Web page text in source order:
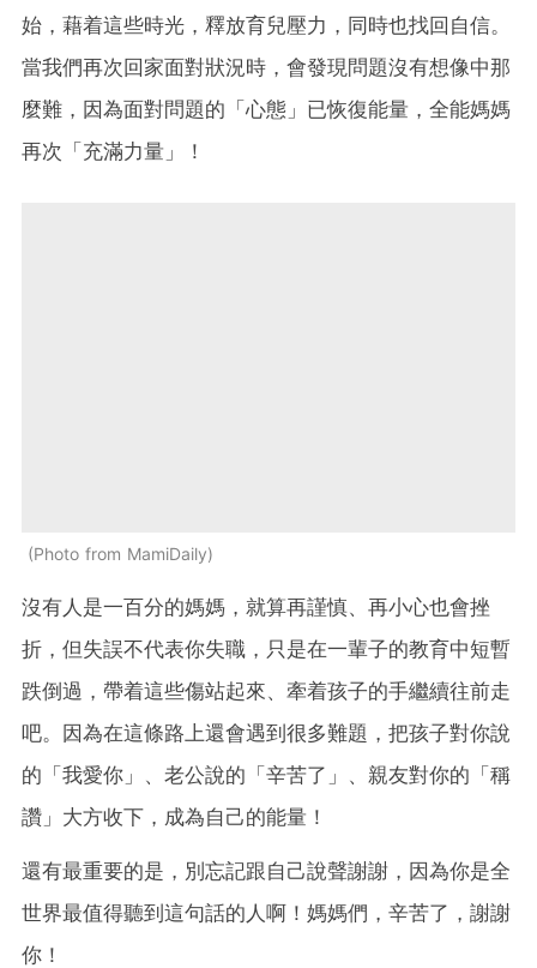
始，藉着這些時光，釋放育兒壓力，同時也找回自信。
當我們再次回家面對狀況時，會發現問題沒有想像中那
麼難，因為面對問題的「心態」已恢復能量，全能媽媽
再次「充滿力量」！
Photo from MamiDaily
沒有人是一百分的媽媽，就算再謹慎、再小心也會挫
折，但失誤不代表你失職，只是在一輩子的教育中短暫
跌倒過，帶着這些傷站起來、牽着孩子的手繼續往前走
吧。因為在這條路上還會遇到很多難題，把孩子對你說
的「我愛你」、老公說的「辛苦了」、親友對你的「稱
讚」大方收下，成為自己的能量！
還有最重要的是，別忘記跟自己說聲謝謝，因為你是全
世界最值得聽到這句話的人啊！媽媽們，辛苦了，謝謝
你！